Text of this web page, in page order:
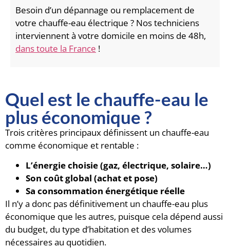
Besoin d’un dépannage ou remplacement de
votre chauffe-eau électrique ? Nos techniciens
interviennent à votre domicile en moins de 48h,
dans toute la France !
Quel est le chauffe-eau le
plus économique ?
Trois critères principaux définissent un chauffe-eau
comme économique et rentable :
L’énergie choisie (gaz, électrique, solaire…)
Son coût global (achat et pose)
Sa consommation énergétique réelle
Il n’y a donc pas définitivement un chauffe-eau plus
économique que les autres, puisque cela dépend aussi
du budget, du type d’habitation et des volumes
nécessaires au quotidien.